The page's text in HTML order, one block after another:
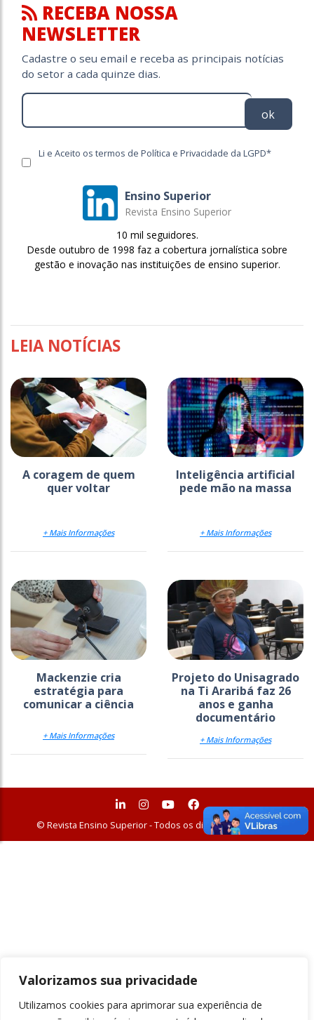
Valorizamos sua privacidade
Utilizamos cookies para aprimorar sua experiência de
RECEBA NOSSA
NEWSLETTER
Cadastre o seu email e receba as principais notícias
do setor a cada quinze dias.
ok
Li e Aceito os termos de Política e Privacidade da LGPD*
Ensino Superior
Revista Ensino Superior
10 mil seguidores.
Desde outubro de 1998 faz a cobertura jornalística sobre
gestão e inovação nas instituições de ensino superior.
LEIA NOTÍCIAS
A coragem de quem
quer voltar
+ Mais Informações
Inteligência artificial
pede mão na massa
+ Mais Informações
Mackenzie cria
estratégia para
comunicar a ciência
+ Mais Informações
Projeto do Unisagrado
na Ti Araribá faz 26
anos e ganha
documentário
+ Mais Informações
© Revista Ensino Superior - Todos os direitos reservados